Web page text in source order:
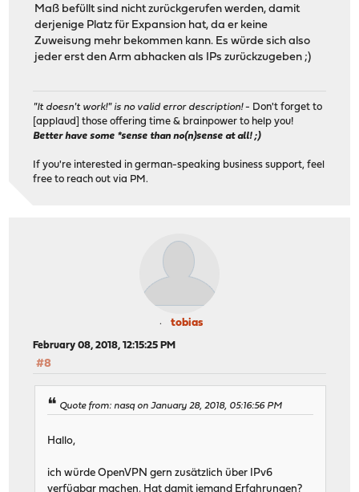
Maß befüllt sind nicht zurückgerufen werden, damit
derjenige Platz für Expansion hat, da er keine
Zuweisung mehr bekommen kann. Es würde sich also
jeder erst den Arm abhacken als IPs zurückzugeben ;)
"It doesn't work!" is no valid error description!- Don't forget to
[applaud] those offering time & brainpower to help you!
Better have some *sense than no(n)sense at all! ;)
If you're interested in german-speaking business support, feel
free to reach out via PM.
tobias
February 08, 2018, 12:15:25 PM
#8
Quote from: nasq on January 28, 2018, 05:16:56 PM
Hallo,
ich würde OpenVPN gern zusätzlich über IPv6
verfügbar machen. Hat damit jemand Erfahrungen?